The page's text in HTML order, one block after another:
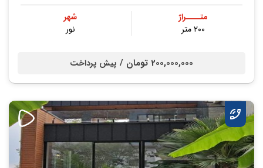
متــــراژ
۲۰۰ متر
شهر
نور
200,000,000 تومان / پیش پرداخت